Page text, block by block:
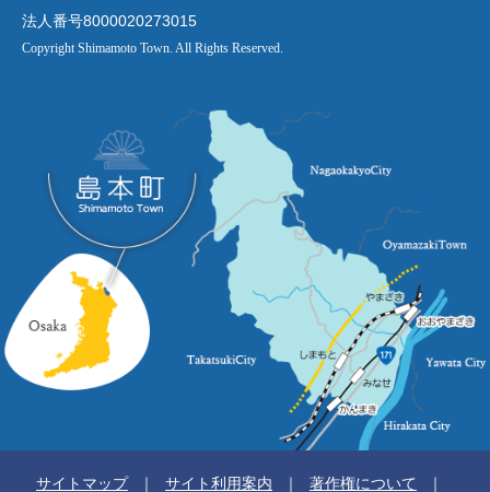
法人番号8000020273015
Copyright Shimamoto Town. All Rights Reserved.
サイトマップ サイト利用案内 著作権について